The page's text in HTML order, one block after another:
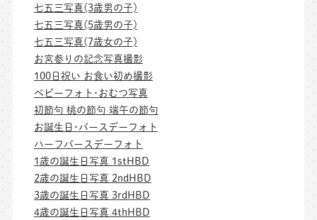
七五三写真(3歳男の子)
七五三写真(5歳男の子)
七五三写真(7歳女の子)
お宮参りの記念写真撮影
100日祝い お食い初め撮影
ベビーフォト･おむつ写真
初節句 桃の節句 端午の節句
お誕生日･バースデーフォト
ハーフバースデーフォト
1歳の誕生日写真 1stHBD
2歳の誕生日写真 2ndHBD
3歳の誕生日写真 3rdHBD
4歳の誕生日写真 4thHBD